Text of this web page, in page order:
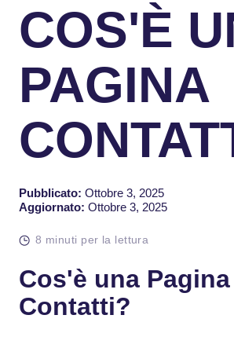
COS'È
PAGINA
Pubblicato: Ottobre 3, 2025
Aggiornato: Ottobre 3, 2025
8 minuti per la lettura
Cos'è una Pagina
Contatti?